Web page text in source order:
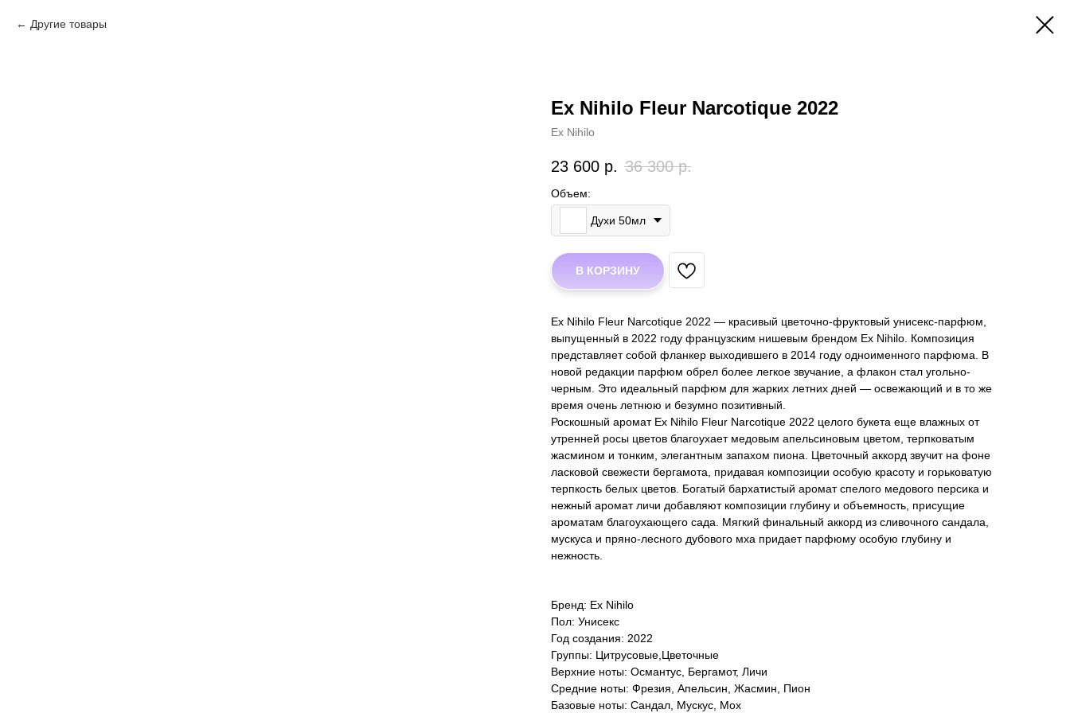
Другие товары
Ex Nihilo Fleur Narcotique 2022
Ex Nihilo
23 600 р. 36 300 р.
Объем:
Духи 50мл
В КОРЗИНУ
Ex Nihilo Fleur Narcotique 2022 — красивый цветочно-фруктовый унисекс-парфюм,
выпущенный в 2022 году французским нишевым брендом Ex Nihilo. Композиция
представляет собой фланкер выходившего в 2014 году одноименного парфюма. В
новой редакции парфюм обрел более легкое звучание, а флакон стал угольно-
черным. Это идеальный парфюм для жарких летних дней — освежающий и в то же
время очень летнюю и безумно позитивный.
Роскошный аромат Ex Nihilo Fleur Narcotique 2022 целого букета еще влажных от
утренней росы цветов благоухает медовым апельсиновым цветом, терпковатым
жасмином и тонким, элегантным запахом пиона. Цветочный аккорд звучит на фоне
ласковой свежести бергамота, придавая композиции особую красоту и горьковатую
терпкость белых цветов. Богатый бархатистый аромат спелого медового персика и
нежный аромат личи добавляют композиции глубину и объемность, присущие
ароматам благоухающего сада. Мягкий финальный аккорд из сливочного сандала,
мускуса и пряно-лесного дубового мха придает парфюму особую глубину и
нежность.
Бренд: Ex Nihilo
Пол: Унисекс
Год создания: 2022
Группы: Цитрусовые,Цветочные
Верхние ноты: Османтус, Бергамот, Личи
Средние ноты: Фрезия, Апельсин, Жасмин, Пион
Базовые ноты: Сандал, Мускус, Мох